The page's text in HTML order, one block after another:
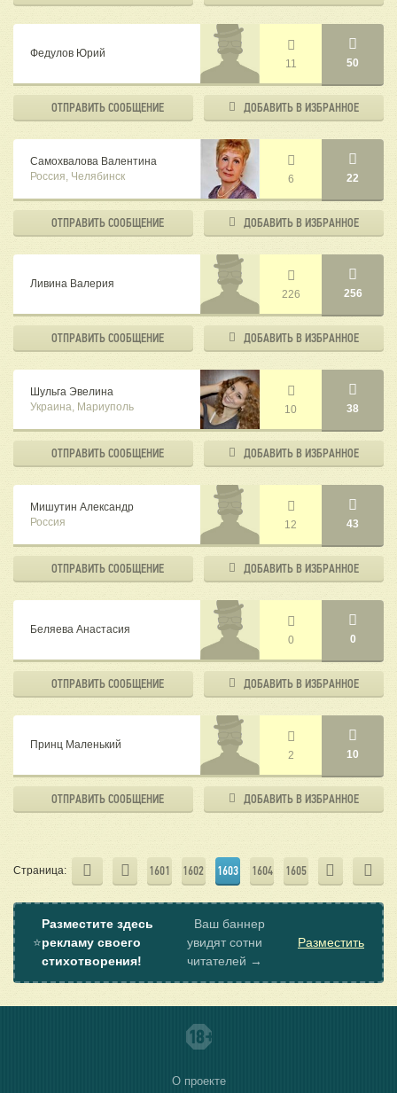
Федулов Юрий
11
50
ОТПРАВИТЬСООБЩЕНИЕ ДОБАВИТЬ В ИЗБРАННОЕ
Самохвалова Валентина
Россия, Челябинск
6 22
ОТПРАВИТЬСООБЩЕНИЕ ДОБАВИТЬ В ИЗБРАННОЕ
Ливина Валерия
226
256
ОТПРАВИТЬСООБЩЕНИЕ ДОБАВИТЬ В ИЗБРАННОЕ
Шульга Эвелина
Украина, Мариуполь
10 38
ОТПРАВИТЬСООБЩЕНИЕ ДОБАВИТЬ В ИЗБРАННОЕ
Мишутин Александр
Россия
12 43
ОТПРАВИТЬСООБЩЕНИЕ ДОБАВИТЬ В ИЗБРАННОЕ
Беляева Анастасия
0
0
ОТПРАВИТЬСООБЩЕНИЕ ДОБАВИТЬ В ИЗБРАННОЕ
Принц Маленький
2
10
ОТПРАВИТЬСООБЩЕНИЕ ДОБАВИТЬ В ИЗБРАННОЕ
Страница: 1601 1602 1603 1604 1605
⭐
Разместите здесь
рекламу своего
стихотворения!
Ваш баннер
увидят сотни
читателей →
Разместить
О проекте